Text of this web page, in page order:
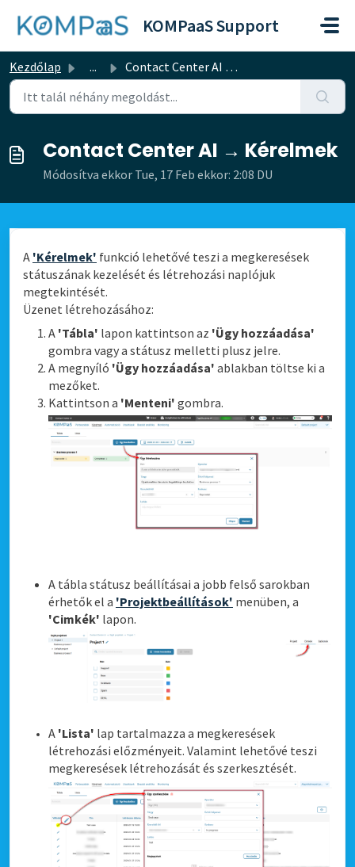
KOMPaaS Support
Kezdőlap ... Contact Center AI → Kérelmek
Contact Center AI → Kérelmek
Módosítva ekkor Tue, 17 Feb ekkor: 2:08 DU
A 'Kérelmek' funkció lehetővé teszi a megkeresések
státuszának kezelését és létrehozási naplójuk
megtekintését.
Üzenet létrehozásához:
A 'Tábla' lapon kattintson az 'Ügy hozzáadása'
gombra vagy a státusz melletti plusz jelre.
A megnyíló 'Ügy hozzáadása' ablakban töltse ki a
mezőket.
Kattintson a 'Menteni' gombra.
A tábla státusz beállításai a jobb felső sarokban
érhetők el a 'Projektbeállítások' menüben, a
'Cimkék' lapon.
A 'Lista' lap tartalmazza a megkeresések
létrehozási előzményeit. Valamint lehetővé teszi
megkeresések létrehozását és szerkesztését.